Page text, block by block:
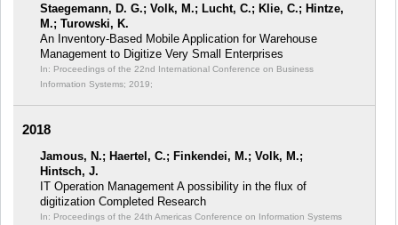
Staegemann, D. G.; Volk, M.; Lucht, C.; Klie, C.; Hintze,
M.; Turowski, K.
An Inventory-Based Mobile Application for Warehouse
Management to Digitize Very Small Enterprises
In: Proceedings of the 22nd International Conference on Business
Information Systems; 2019;
2018
Jamous, N.; Haertel, C.; Finkendei, M.; Volk, M.;
Hintsch, J.
IT Operation Management A possibility in the flux of
digitization Completed Research
In: Proceedings of the 24th Americas Conference on Information Systems